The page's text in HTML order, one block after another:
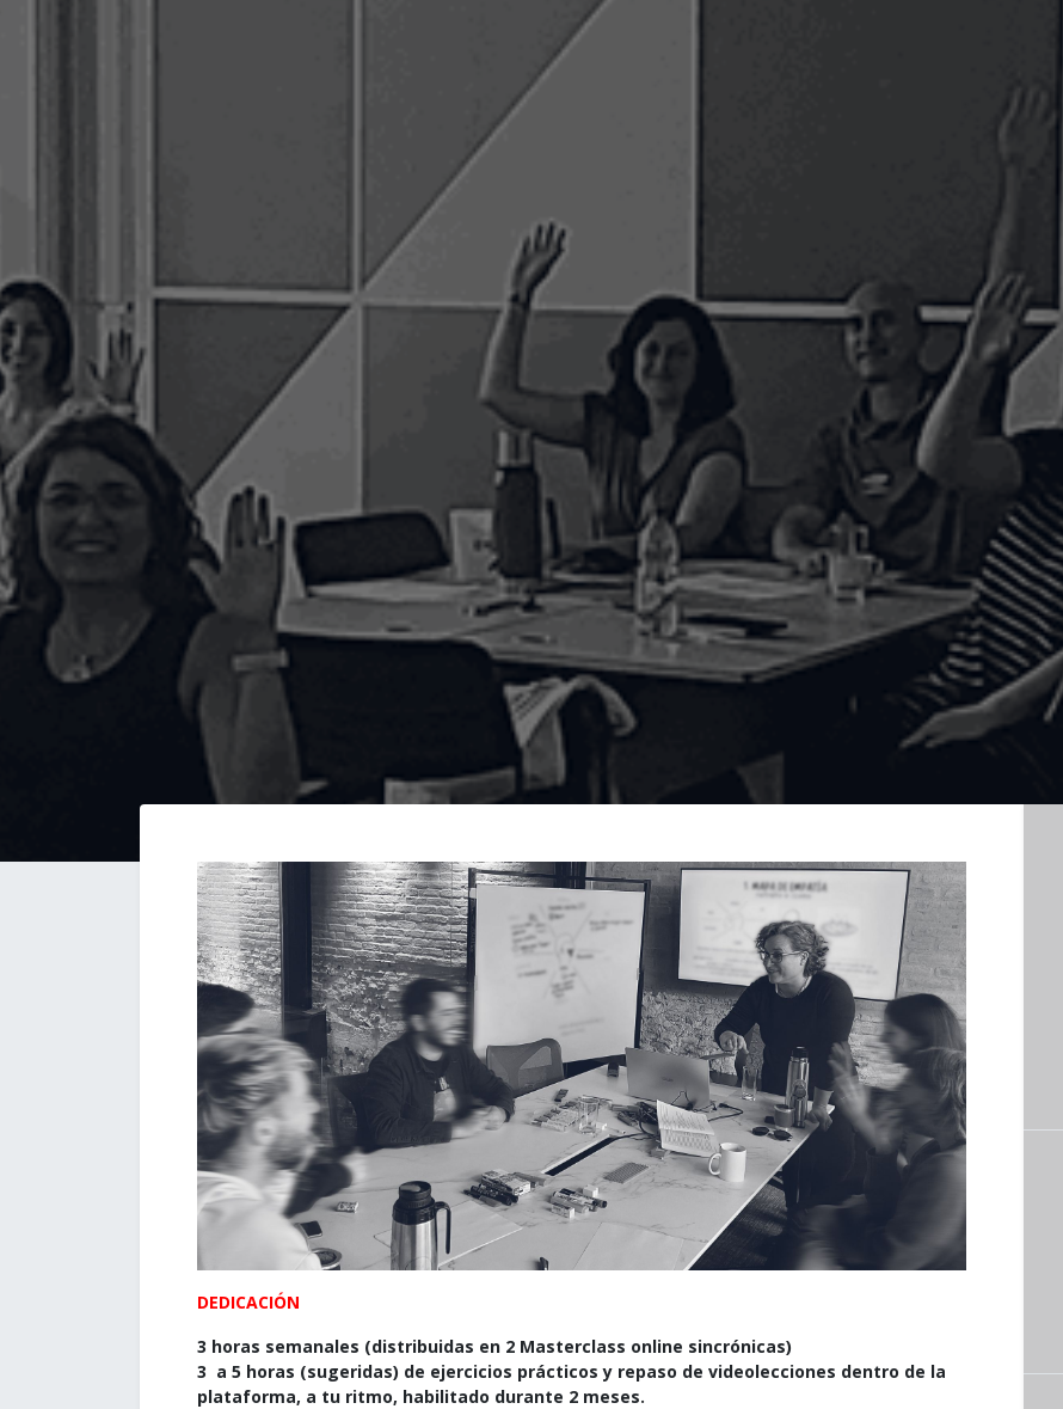
DEDICACIÓN
3 horas semanales (distribuidas en 2 Masterclass online sincrónicas)
3 a 5 horas (sugeridas) de ejercicios prácticos y repaso de videolecciones dentro de la
plataforma, a tu ritmo, habilitado durante 2 meses.